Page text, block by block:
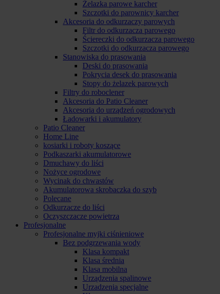
Żelazka parowe karcher
Szczotki do parownicy karcher
Akcesoria do odkurzaczy parowych
Filtr do odkurzacza parowego
Ściereczki do odkurzacza parowego
Szczotki do odkurzacza parowego
Stanowiska do prasowania
Deski do prasowania
Pokrycia desek do prasowania
Stopy do żelazek parowych
Filtry do roboclener
Akcesoria do Patio Cleaner
Akcesoria do urządzeń ogrodowych
Ładowarki i akumulatory
Patio Cleaner
Home Line
kosiarki i roboty koszące
Podkaszarki akumulatorowe
Dmuchawy do liści
Nożyce ogrodowe
Wycinak do chwastów
Akumulatorowa skrobaczka do szyb
Polecane
Odkurzacze do liści
Oczyszczacze powietrza
Profesjonalne
Profesjonalne myjki ciśnieniowe
Bez podgrzewania wody
Klasa kompakt
Klasa średnia
Klasa mobilna
Urządzenia spalinowe
Urzadzenia specjalne